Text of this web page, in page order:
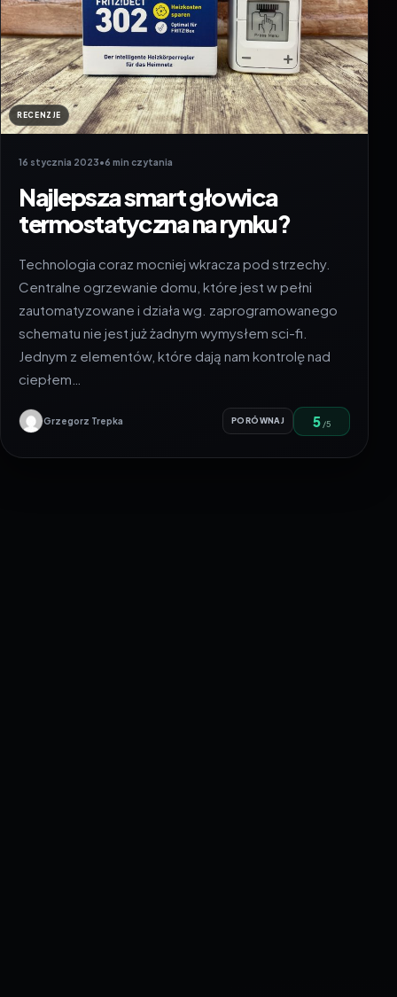
RECENZJE
16 stycznia 2023•6 min czytania
Najlepsza smart głowica
termostatyczna na rynku?
Technologia coraz mocniej wkracza pod strzechy.
Centralne ogrzewanie domu, które jest w pełni
zautomatyzowane i działa wg. zaprogramowanego
schematu nie jest już żadnym wymysłem sci-fi.
Jednym z elementów, które dają nam kontrolę nad
ciepłem…
Grzegorz Trepka PORÓWNAJ 5 /5